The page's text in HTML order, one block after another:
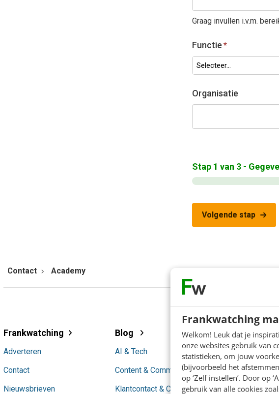
Frankwatching
Welkom! Leuk dat je
onze websites gebruik van
statistieken, om jouw
(bijvoorbeeld het
op ‘Zelf instellen’. Door op
gebruik van alle cookies
Graag invullen i.v.m.
Functie*
Selecteer...
Organisatie
Stap 1 van 3-
Volgende stap
Contact Academy
Frankwatching
Adverteren
Contact
Nieuwsbrieven
Blog
AI & Tech
Content & Communicatie
Klantcontact & CX
Academy
Agenda
Mastercourses
Trainingen